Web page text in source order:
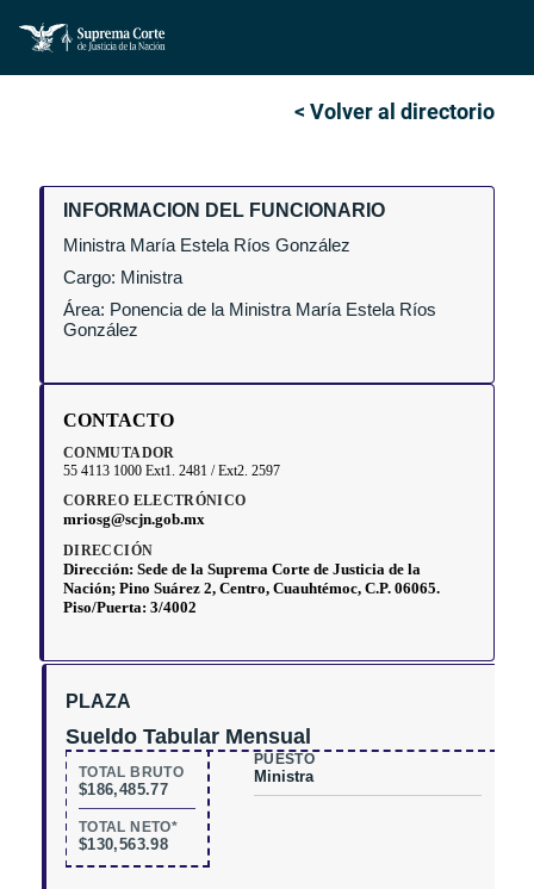
< Volver al directorio
PLAZA
Sueldo Tabular Mensual
TOTAL BRUTO
$186,485.77
TOTAL NETO*
$130,563.98
PUESTO
Ministra